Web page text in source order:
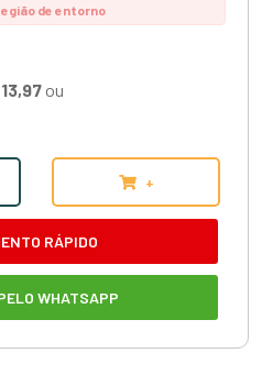
de entorno
ou
+
RÁPIDO
WHATSAPP